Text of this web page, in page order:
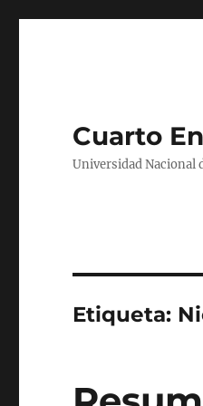
Cuarto
Universidad Nacional
Etiqueta: